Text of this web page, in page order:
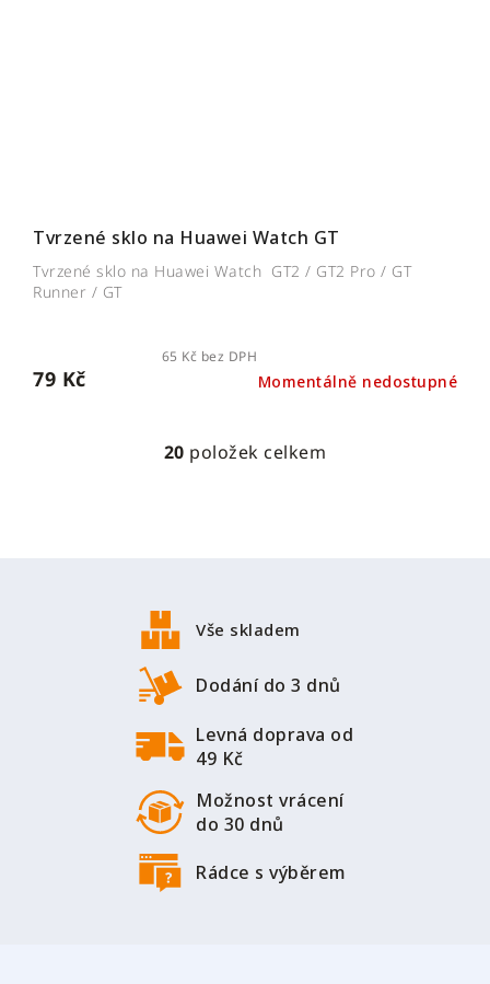
Tvrzené sklo na Huawei Watch GT
Momentálně nedostupné
65 Kč bez DPH
79 Kč
Tvrzené sklo na Huawei Watch GT2 / GT2 Pro / GT
Runner / GT
O
í
r
k
y
ý
p
s
20 položek celkem
Vše skladem
Dodání do 3 dnů
Levná doprava od
49 Kč
Možnost vrácení
do 30 dnů
Rádce s výběrem